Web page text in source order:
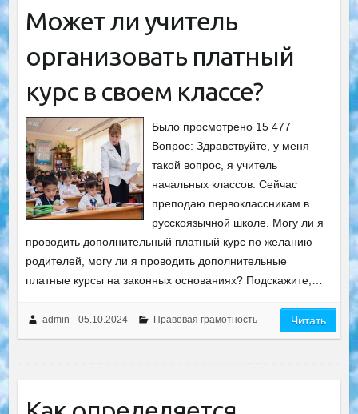
Может ли учитель
организовать платный
курс в своем классе?
Было просмотрено 15 477
Вопрос: Здравствуйте, у меня
такой вопрос, я учитель
начальных классов. Сейчас
преподаю первоклассникам в
русскоязычной школе. Могу ли я
проводить дополнительный платный курс по желанию
родителей, могу ли я проводить дополнительные
платные курсы на законных основаниях? Подскажите,…
admin 05.10.2024 Правовая грамотность Читать